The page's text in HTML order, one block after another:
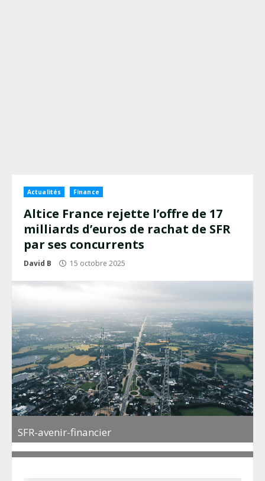
Actualités Finance
Altice France rejette l’offre de 17
milliards d’euros de rachat de SFR
par ses concurrents
David B 15 octobre 2025
SFR-avenir-financier